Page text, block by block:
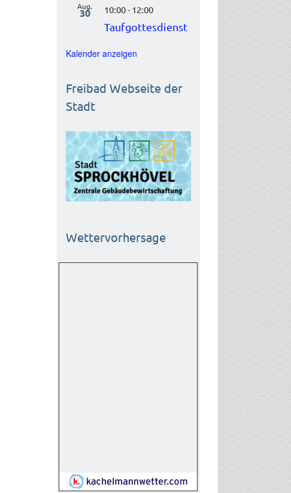
Aug.
30 10:00- 12:00
Taufgottesdienst
Kalender anzeigen
Freibad Webseite der
Stadt
Wettervorhersage